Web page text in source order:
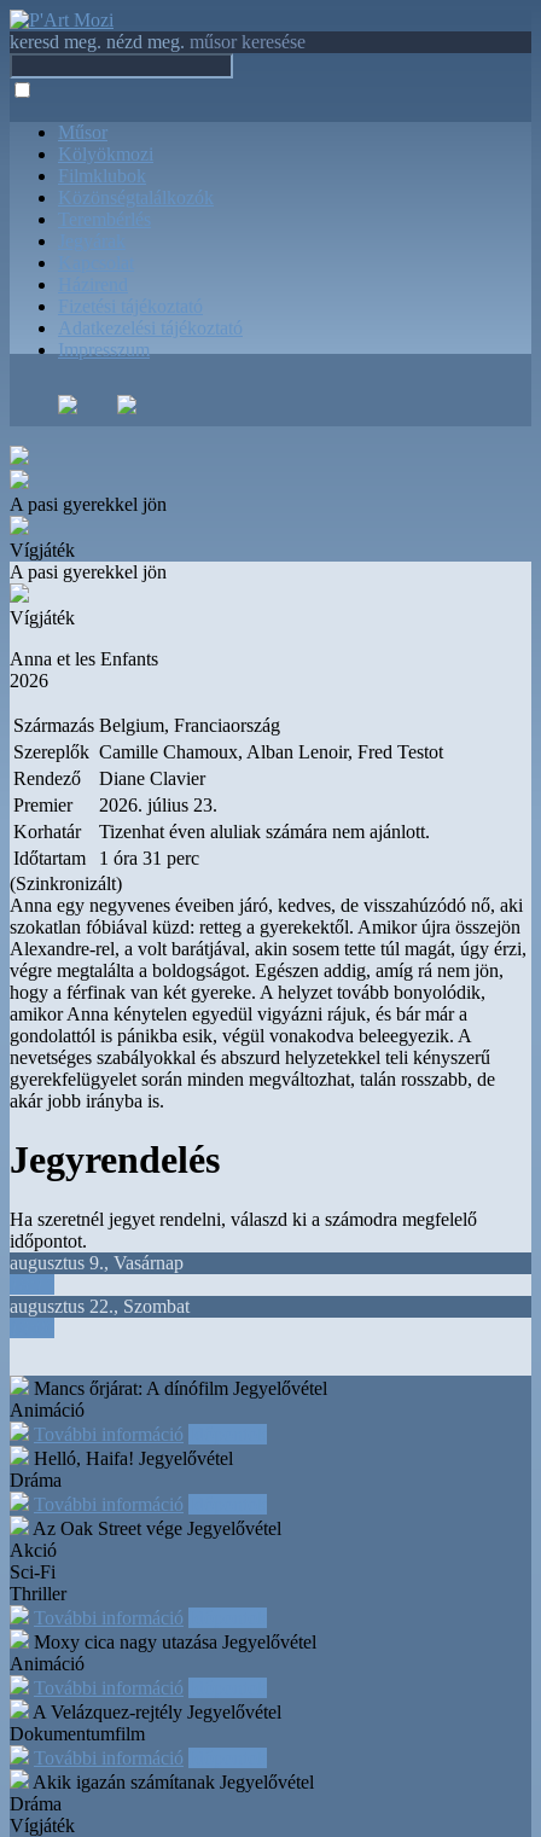
keresd meg. nézd meg. műsor keresése
Műsor
Kölyökmozi
Filmklubok
Közönségtalálkozók
Terembérlés
Jegyárak
Fizetési tájékoztató
Adatkezelési tájékoztató
Impresszum
A pasi gyerekkel jön
Vígjáték
A pasi gyerekkel jön
Vígjáték
Anna et les Enfants
2026
Származás Belgium, Franciaország
Szereplők Camille Chamoux, Alban Lenoir, Fred Testot
Rendező
Diane Clavier
Premier
2026. július 23.
Korhatár
Tizenhat éven aluliak számára nem ajánlott.
Időtartam
1 óra 31 perc
(Szinkronizált)
Anna egy negyvenes éveiben járó, kedves, de visszahúzódó nő, aki
szokatlan fóbiával küzd: retteg a gyerekektől. Amikor újra összejön
Alexandre-rel, a volt barátjával, akin sosem tette túl magát, úgy érzi,
végre megtalálta a boldogságot. Egészen addig, amíg rá nem jön,
hogy a férfinak van két gyereke. A helyzet tovább bonyolódik,
amikor Anna kénytelen egyedül vigyázni rájuk, és bár már a
gondolattól is pánikba esik, végül vonakodva beleegyezik. A
nevetséges szabályokkal és abszurd helyzetekkel teli kényszerű
gyerekfelügyelet során minden megváltozhat, talán rosszabb, de
akár jobb irányba is.
Jegyrendelés
Ha szeretnél jegyet rendelni, válaszd ki a számodra megfelelő
időpontot.
augusztus 9., Vasárnap
augusztus 22., Szombat
Mancs őrjárat: A dínófilm Jegyelővétel
Animáció
További információ
Helló, Haifa! Jegyelővétel
Dráma
További információ
Az Oak Street vége Jegyelővétel
Akció
Sci-Fi
Thriller
További információ
Moxy cica nagy utazása Jegyelővétel
Animáció
További információ
A Velázquez-rejtély Jegyelővétel
Dokumentumfilm
További információ
Akik igazán számítanak Jegyelővétel
Dráma
Vígjáték